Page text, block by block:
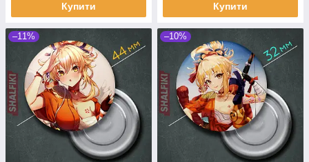
Купити Купити
–11% –10%